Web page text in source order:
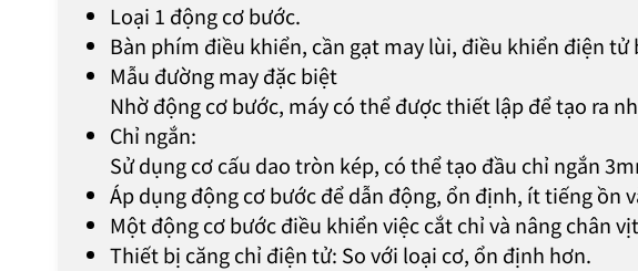
Loại 1 động cơ bước.
Bàn phím điều khiển, cần gạt may lùi, điều khiển điện tử
Mẫu đường may đặc biệt
Nhờ động cơ bước, máy có thể được thiết lập để tạo ra
Chỉ ngắn:
Sử dụng cơ cấu dao tròn kép, có thể tạo đầu chỉ ngắn
Áp dụng động cơ bước để dẫn động, ổn định, ít tiếng ồn
Một động cơ bước điều khiển việc cắt chỉ và nâng chân
Thiết bị căng chỉ điện tử: So với loại cơ, ổn định hơn.